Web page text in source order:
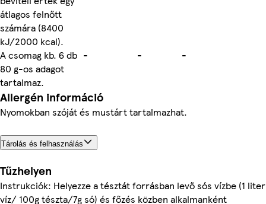
átlagos felnőtt
számára (8400
kJ/2000 kcal).
A csomag kb. 6 db
80 g-os adagot
tartalmaz.
- - -
Allergén információ
Nyomokban szóját és mustárt tartalmazhat.
Tárolás és felhasználás
Tűzhelyen
Instrukciók: Helyezze a tésztát forrásban levő sós vízbe (1 liter
víz/ 100g tészta/7g só) és főzés közben alkalmanként